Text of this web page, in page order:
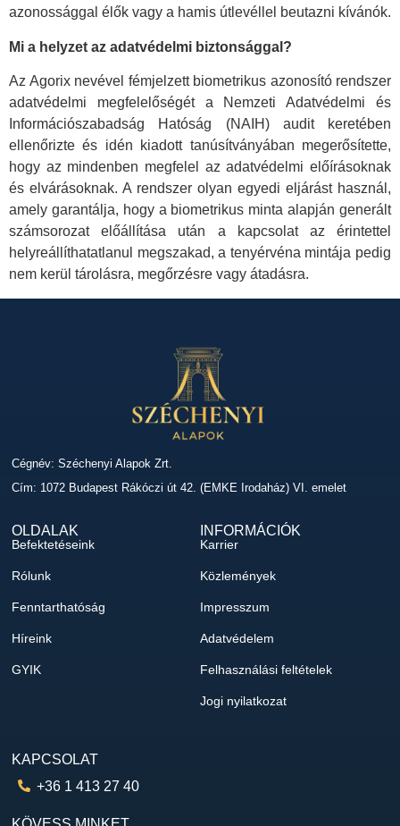
azonossággal élők vagy a hamis útlevéllel beutazni kívánók.
Mi a helyzet az adatvédelmi biztonsággal?
Az Agorix nevével fémjelzett biometrikus azonosító rendszer
adatvédelmi megfelelőségét a Nemzeti Adatvédelmi és
Információszabadság Hatóság (NAIH) audit keretében
ellenőrizte és idén kiadott tanúsítványában megerősítette,
hogy az mindenben megfelel az adatvédelmi előírásoknak
és elvárásoknak. A rendszer olyan egyedi eljárást használ,
amely garantálja, hogy a biometrikus minta alapján generált
számsorozat előállítása után a kapcsolat az érintettel
helyreállíthatatlanul megszakad, a tenyérvéna mintája pedig
nem kerül tárolásra, megőrzésre vagy átadásra.
Cégnév: Széchenyi Alapok Zrt.
Cím: 1072 Budapest Rákóczi út 42. (EMKE Irodaház) VI. emelet
OLDALAK
Befektetéseink
Rólunk
Fenntarthatóság
Híreink
GYIK
INFORMÁCIÓK
Karrier
Közlemények
Impresszum
Adatvédelem
Felhasználási feltételek
Jogi nyilatkozat
KAPCSOLAT
+36 1 413 27 40